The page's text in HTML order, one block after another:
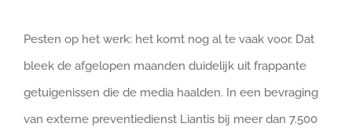
Pesten op het werk: het komt nog al te vaak voor. Dat
bleek de afgelopen maanden duidelijk uit frappante
getuigenissen die de media haalden. In een bevraging
van externe preventiedienst Liantis bij meer dan 7.500